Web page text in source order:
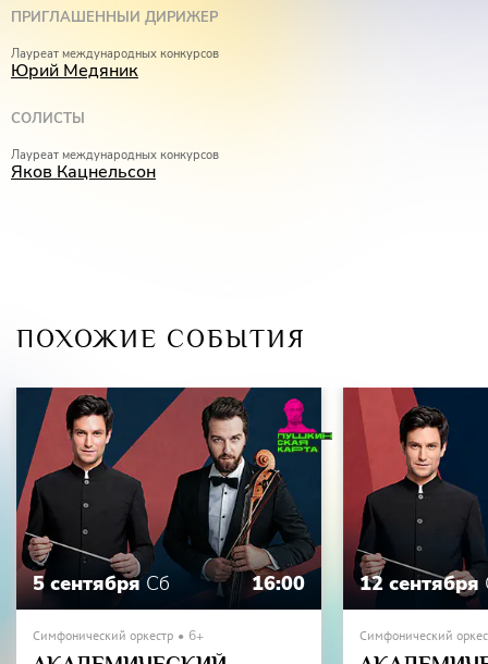
ПРИГЛАШЕННЫЙ ДИРИЖЕР
Лауреат международных конкурсов
Юрий Медяник
СОЛИСТЫ
Лауреат международных конкурсов
Яков Кацнельсон
ПОХОЖИЕ СОБЫТИЯ
5 сентября Сб 16:00
Симфонический оркестр 6+
12 сентября
Симфонический